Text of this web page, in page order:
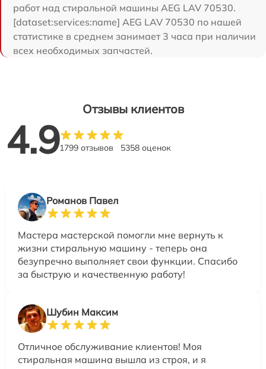
работ над стиральной машины AEG LAV 70530.
[dataset:services:name] AEG LAV 70530 по нашей
статистике в среднем занимает 3 часа при наличии
всех необходимых запчастей.
Отзывы клиентов
4.91799 отзывов 5358 оценок
Романов Павел
Мастера мастерской помогли мне вернуть к
жизни стиральную машину - теперь она
безупречно выполняет свои функции. Спасибо
за быструю и качественную работу!
Шубин Максим
Отличное обслуживание клиентов! Моя
стиральная машина вышла из строя, и я